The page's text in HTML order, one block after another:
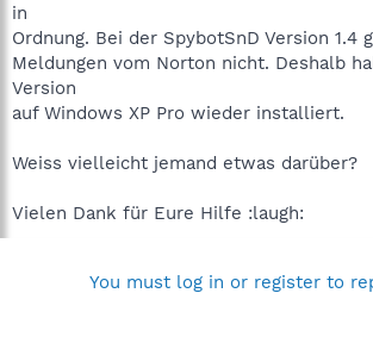
in
Ordnung. Bei der SpybotSnD Version 1.4
Meldungen vom Norton nicht. Deshalb
Version
auf Windows XP Pro wieder installiert.
Weiss vielleicht jemand etwas darüber?
Vielen Dank für Eure Hilfe :laugh:
You must log in or register to